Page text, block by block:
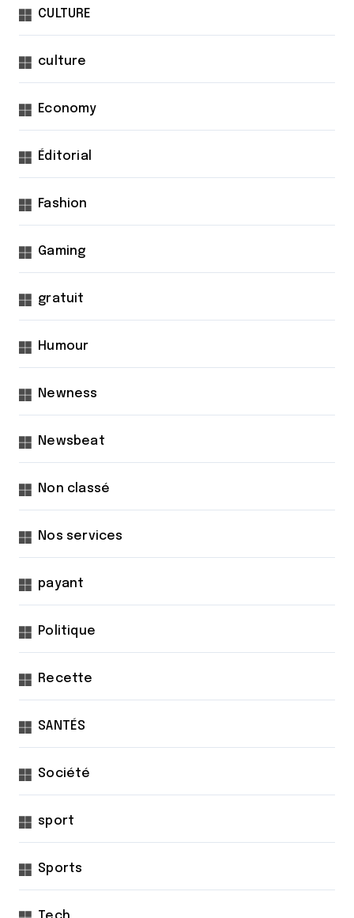
CULTURE
culture
Economy
Éditorial
Fashion
Gaming
gratuit
Humour
Newness
Newsbeat
Non classé
Nos services
payant
Politique
Recette
SANTÉS
Société
sport
Sports